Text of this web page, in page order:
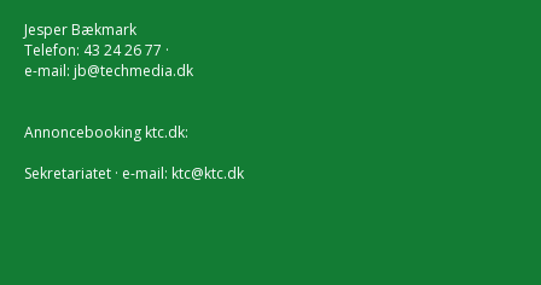
Jesper Bækmark
Telefon: 43 24 26 77 ·
e-mail: jb@techmedia.dk
Annoncebooking ktc.dk:
Sekretariatet · e-mail: ktc@ktc.dk